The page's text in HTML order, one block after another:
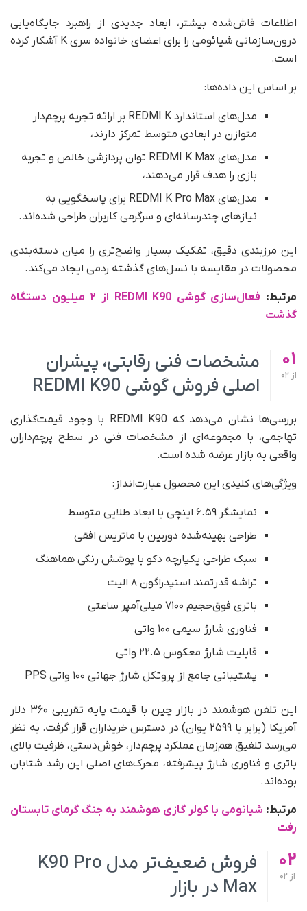
اطلاعات فاش‌شده بیشتر، ابعاد جدیدی از راهبرد جایگاه‌یابی
درون‌سازمانی شیائومی را برای اعضای خانواده سری K آشکار کرده
است.
بر اساس این داده‌ها:
مدل‌های استاندارد REDMI K بر ارائه تجربه پرچم‌دار
متوازن در ابعادی متوسط تمرکز دارند،
مدل‌های REDMI K Max توان پردازشی خالص و تجربه
بازی را هدف قرار می‌دهند،
مدل‌های REDMI K Pro Max برای پاسخگویی به
نیازهای چندرسانه‌ای و سرگرمی کاربران طراحی شده‌اند.
این مرزبندی دقیق، تفکیک بسیار واضح‌تری را میان دسته‌بندی
محصولات در مقایسه با نسل‌های گذشته ردمی ایجاد می‌کند.
مرتبط:
فعال‌سازی گوشی REDMI K90 از ۲ میلیون دستگاه
گذشت
01
از
مشخصات فنی رقابتی، پیشران
اصلی فروش گوشی REDMI K90
بررسی‌ها نشان می‌دهد که REDMI K90 با وجود قیمت‌گذاری
تهاجمی، با مجموعه‌ای از مشخصات فنی در سطح پرچم‌داران
واقعی به بازار عرضه شده است.
ویژگی‌های کلیدی این محصول عبارت‌انداز:
نمایشگر ۶.۵۹ اینچی با ابعاد طلایی متوسط
طراحی بهینه‌شده دوربین با ماتریس افقی
سبک طراحی یکپارچه دکو با پوشش رنگی هماهنگ
تراشه قدرتمند اسنپدراگون ۸ الیت
باتری فوق‌حجیم ۷۱۰۰ میلی‌آمپر ساعتی
فناوری شارژ سیمی ۱۰۰ واتی
قابلیت شارژ معکوس ۲۲.۵ واتی
پشتیبانی جامع از پروتکل شارژ جهانی ۱۰۰ واتی PPS
این تلفن هوشمند در بازار چین با قیمت پایه تقریبی ۳۶۰ دلار
آمریکا (برابر با ۲۵۹۹ یوان) در دسترس خریداران قرار گرفت. به نظر
می‌رسد تلفیق هم‌زمان عملکرد پرچم‌دار، خوش‌دستی، ظرفیت بالای
باتری و فناوری شارژ پیشرفته، محرک‌های اصلی این رشد شتابان
بوده‌اند.
مرتبط: شیائومی با کولر گازی هوشمند به جنگ گرمای تابستان
رفت
02
از
فروش ضعیف‌تر مدل K90 Pro
Max در بازار